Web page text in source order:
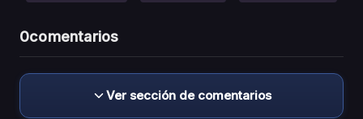
0comentarios
Ver sección de comentarios